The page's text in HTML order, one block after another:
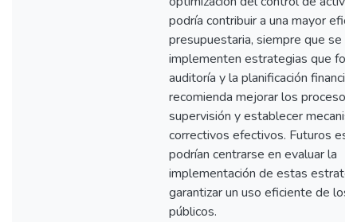
podría contribuir a una mayor
presupuestaria, siempre que se
implementen estrategias que
auditoría y la planificación
recomienda mejorar los procesos
supervisión y establecer
correctivos efectivos. Futuros
podrían centrarse en evaluar la
implementación de estas
garantizar un uso eficiente de los
públicos.